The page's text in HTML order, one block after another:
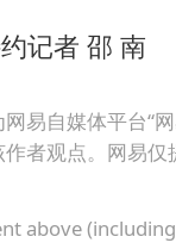
记者 邵 南
易自媒体平台“
者观点。网易仅
above